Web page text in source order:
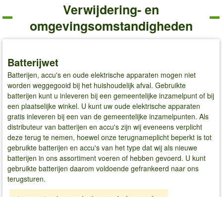
Verwijdering- en
omgevingsomstandigheden
Batterijwet
Batterijen, accu's en oude elektrische apparaten mogen niet
worden weggegooid bij het huishoudelijk afval. Gebruikte
batterijen kunt u inleveren bij een gemeentelijke inzamelpunt of bij
een plaatselijke winkel. U kunt uw oude elektrische apparaten
gratis inleveren bij een van de gemeentelijke inzamelpunten. Als
distributeur van batterijen en accu's zijn wij eveneens verplicht
deze terug te nemen, hoewel onze terugnameplicht beperkt is tot
gebruikte batterijen en accu's van het type dat wij als nieuwe
batterijen in ons assortiment voeren of hebben gevoerd. U kunt
gebruikte batterijen daarom voldoende gefrankeerd naar ons
terugsturen.